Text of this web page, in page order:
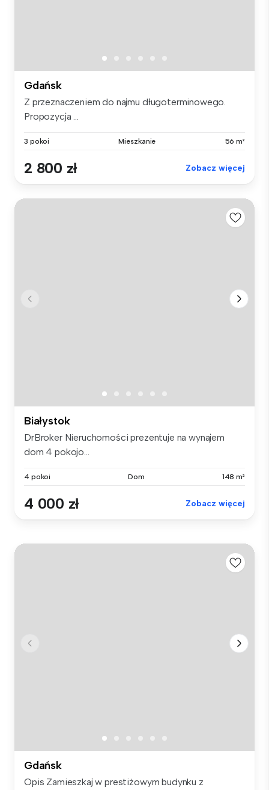
Gdańsk
Z przeznaczeniem do najmu długoterminowego.
Propozycja ...
3 pokoi Mieszkanie 56 m²
2 800 zł Zobacz więcej
Białystok
DrBroker Nieruchomości prezentuje na wynajem
dom 4 pokojo...
4 pokoi Dom 148 m²
4 000 zł Zobacz więcej
Gdańsk
Opis Zamieszkaj w prestiżowym budynku z